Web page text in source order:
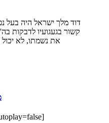
קשור בגעגועיו לדבקות
את נשמתו, לא יכול